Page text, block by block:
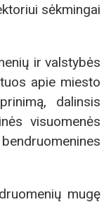
sėkmingai
ir valstybės
apie miesto
dalinsis
visuomenės
mugę